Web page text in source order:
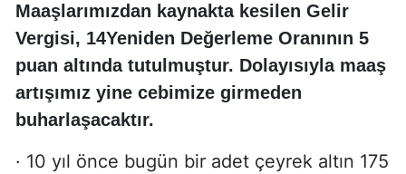
Maaşlarımızdan kaynakta kesilen Gelir
Vergisi, 14Yeniden Değerleme Oranının 5
puan altında tutulmuştur. Dolayısıyla maaş
artışımız yine cebimize girmeden
buharlaşacaktır.
· 10 yıl önce bugün bir adet çeyrek altın 175